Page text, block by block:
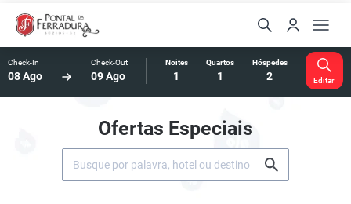
Check-In
08 Ago
Check-Out
09 Ago
Noites
1
Quartos
1
Hóspedes
2 Editar
Ofertas Especiais